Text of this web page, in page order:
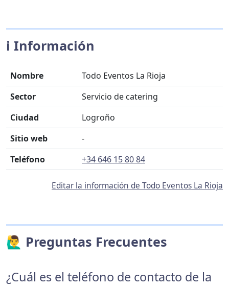
ℹ️ Información
Nombre
Todo Eventos La Rioja
Sector
Servicio de catering
Ciudad
Logroño
Sitio web
-
Teléfono
+34 646 15 80 84
Editar la información de Todo Eventos La Rioja
🙋‍♂️ Preguntas Frecuentes
¿Cuál es el teléfono de contacto de la